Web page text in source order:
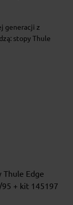
generacji z
stopy Thule